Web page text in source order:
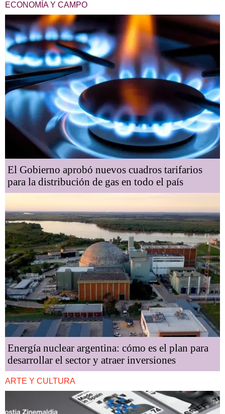
ECONOMÍA Y CAMPO
El Gobierno aprobó nuevos cuadros tarifarios
para la distribución de gas en todo el país
Energía nuclear argentina: cómo es el plan para
desarrollar el sector y atraer inversiones
ARTE Y CULTURA